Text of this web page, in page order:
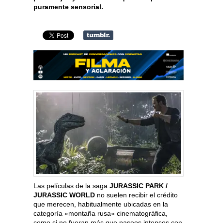
puramente sensorial.
Las películas de la saga JURASSIC PARK /
JURASSIC WORLD no suelen recibir el crédito
que merecen, habitualmente ubicadas en la
categoría «montaña rusa» cinematográfica,